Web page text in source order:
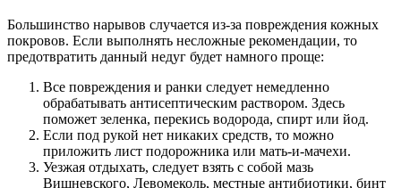
Большинство нарывов случается из-за повреждения кожных
покровов. Если выполнять несложные рекомендации, то
предотвратить данный недуг будет намного проще:
Все повреждения и ранки следует немедленно
обрабатывать антисептическим раствором. Здесь
поможет зеленка, перекись водорода, спирт или йод.
Если под рукой нет никаких средств, то можно
приложить лист подорожника или мать-и-мачехи.
Уезжая отдыхать, следует взять с собой мазь
Вишневского, Левомеколь, местные антибиотики, бинт